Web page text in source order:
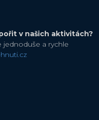
v našich aktivitách?
jednoduše a rychle